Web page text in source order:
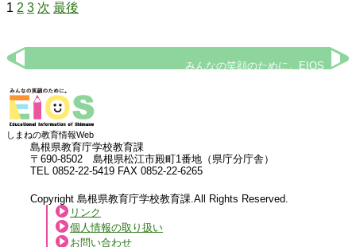
1 2 3 次 最後
みんなの笑顔のために。EIOS
しまねの教育情報Web
島根県教育庁学校教育課
〒690-8502 島根県松江市殿町1番地（県庁分庁舎）
TEL 0852-22-5419 FAX 0852-22-6265
Copyright 島根県教育庁学校教育課.All Rights Reserved.
リンク
個人情報の取り扱い
お問い合わせ